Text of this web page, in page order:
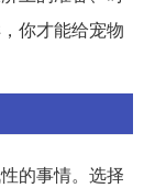
你才能给宠物
的事情。选择